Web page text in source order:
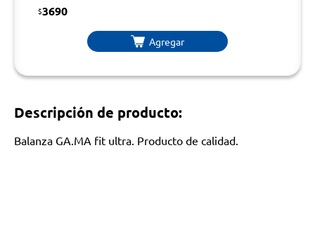
$3690
Agregar
Descripción de producto:
Balanza GA.MA fit ultra. Producto de calidad.